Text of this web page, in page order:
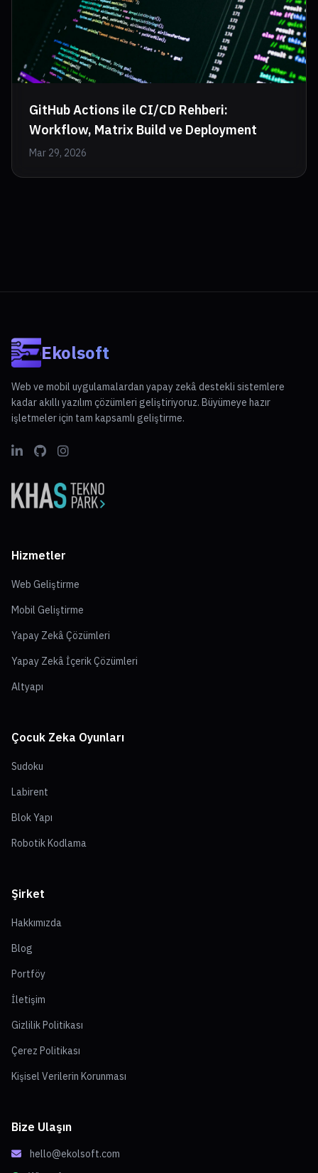
GitHub Actions ile CI/CD Rehberi:
Workflow, Matrix Build ve Deployment
Mar 29, 2026
Ekolsoft
Web ve mobil uygulamalardan yapay zekâ destekli sistemlere
kadar akıllı yazılım çözümleri geliştiriyoruz. Büyümeye hazır
işletmeler için tam kapsamlı geliştirme.
Hizmetler
Web Geliştirme
Mobil Geliştirme
Yapay Zekâ Çözümleri
Yapay Zekâ İçerik Çözümleri
Altyapı
Çocuk Zeka Oyunları
Sudoku
Labirent
Blok Yapı
Robotik Kodlama
Şirket
Hakkımızda
Blog
Portföy
İletişim
Gizlilik Politikası
Çerez Politikası
Kişisel Verilerin Korunması
Bize Ulaşın
hello@ekolsoft.com